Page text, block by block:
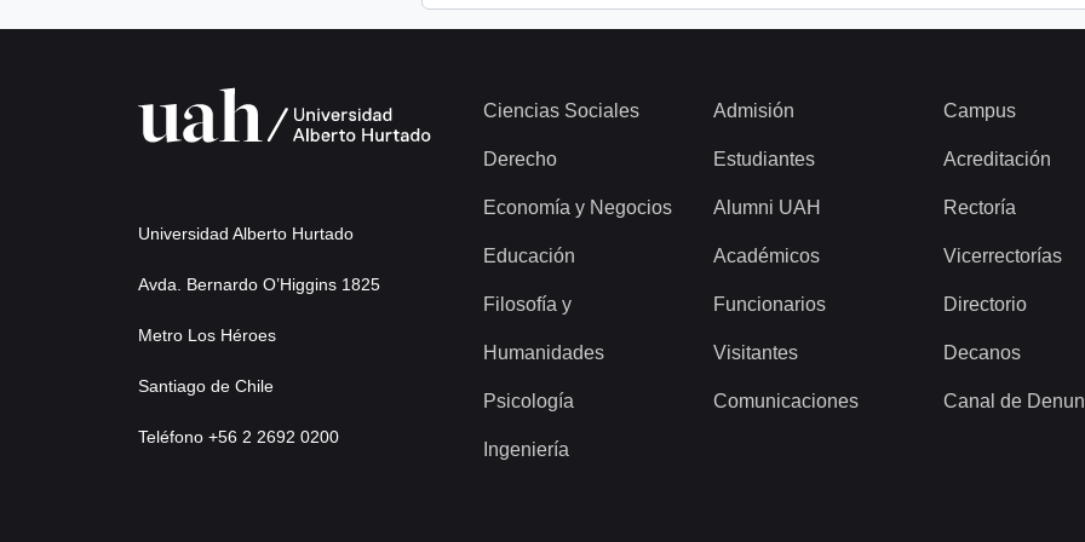
Universidad Alberto Hurtado
Avda. Bernardo O’Higgins 1825
Metro Los Héroes
Santiago de Chile
Teléfono +56 2 2692 0200
Ciencias Sociales
Derecho
Economía y Negocios
Educación
Filosofía y
Humanidades
Psicología
Ingeniería
Admisión
Estudiantes
Alumni UAH
Académicos
Funcionarios
Visitantes
Comunicaciones
Campus
Acreditación
Rectoría
Vicerrectorías
Directorio
Decanos
Canal de